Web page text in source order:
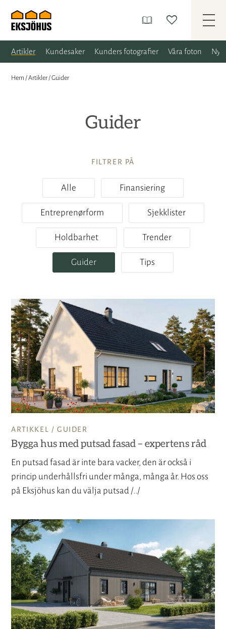
Artikler Kundesaker Kunders fotografier Våra foton
Hem /Artikler /Guider
Guider
FILTRER PÅ
Alle Finansiering
Entreprenørform Sjekklister
Holdbarhet Trender
Guider Tips
ARTIKKEL /GUIDER
Bygga hus med putsad fasad – expertens råd
En putsad fasad är inte bara vacker, den är också i
princip underhållsfri under många, många år. Hos oss
på Eksjöhus kan du välja putsad /../